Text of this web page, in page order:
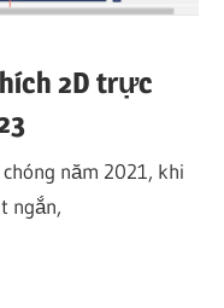
2D trực
năm 2021, khi
ngắn,